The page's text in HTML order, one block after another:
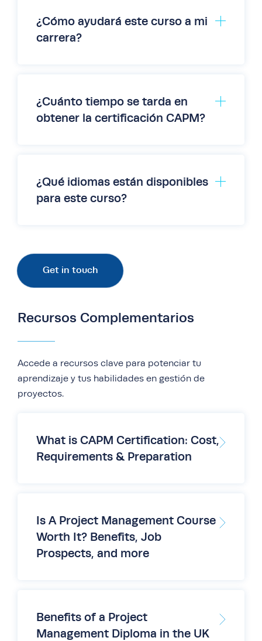
clases presenciales está sujeta a
demanda.
¿Cómo ayudará este curso a mi
carrera?
¿Cuánto tiempo se tarda en
obtener la certificación CAPM?
¿Qué idiomas están disponibles
para este curso?
subtítulos disponibles en árabe, francés,
chino simplificado y español, lo que facilita
CC del reproductor de video para activar
los subtítulos.
Get in touch
Recursos Complementarios
Accede a recursos clave para potenciar tu
aprendizaje y tus habilidades en gestión de
proyectos.
What is CAPM Certification: Cost,
Requirements & Preparation
Is A Project Management Course
Worth It? Benefits, Job
Prospects, and more
Benefits of a Project
Management Diploma in the UK